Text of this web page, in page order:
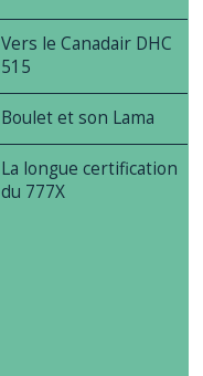
Vers le Canadair DHC
515
Boulet et son Lama
La longue certification
du 777X